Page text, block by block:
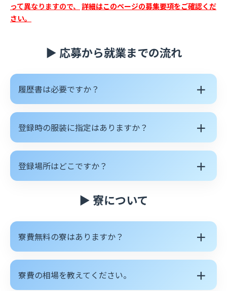
って異なりますので、 詳細はこのページの募集要項をご確認くだ
さい。
▶ 応募から就業までの流れ
履歴書は必要ですか？ ＋
登録時の服装に指定はありますか？ ＋
登録場所はどこですか？ ＋
▶ 寮について
寮費無料の寮はありますか？ ＋
寮費の相場を教えてください。 ＋